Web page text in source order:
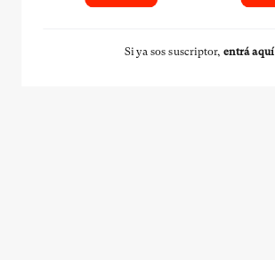
Si ya sos suscriptor, entrá aquí